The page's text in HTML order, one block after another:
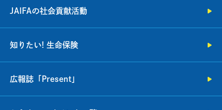
JAIFAの社会貢献活動
知りたい! 生命保険
広報誌「Present」